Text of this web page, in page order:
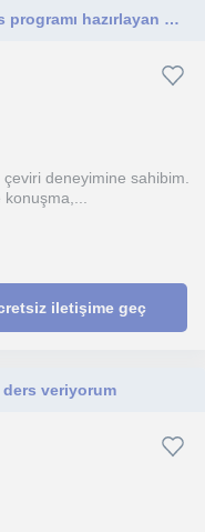
öğrencilerinin ihtiyaçlarına göre ders programı hazırlayan bir öğretmen olarak tanımlıyorum. 10 yılı aşkın süredir İspanyolca
deneyimine sahibim.
iletişime geç
veriyorum